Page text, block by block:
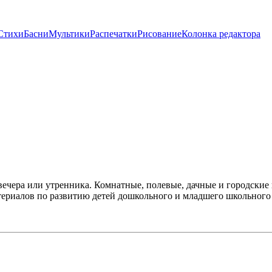
БасниМультикиРаспечаткиРисованиеКолонка редактора
или утренника. Комнатные, полевые, дачные и
по развитию детей дошкольного и младшего школьного